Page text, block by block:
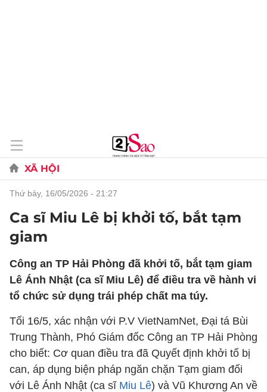
XÃ HỘI
thứ bảy, 16/05/2026 - 21:27
Ca sĩ Miu Lê bị khởi tố, bắt tạm
giam
Công an TP Hải Phòng đã khởi tố, bắt tạm giam
Lê Ánh Nhật (ca sĩ Miu Lê) để điều tra về hành vi
tổ chức sử dụng trái phép chất ma túy.
Tối 16/5, xác nhận với P.V VietNamNet, Đại tá Bùi
Trung Thành, Phó Giám đốc Công an TP Hải Phòng
cho biết: Cơ quan điều tra đã Quyết định khởi tố bị
can, áp dụng biện pháp ngăn chặn Tạm giam đối
với Lê Ánh Nhật (ca sĩ Miu Lê) và Vũ Khương An về